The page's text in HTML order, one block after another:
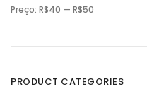
P
r
o
n
i
P
r
o
x
i
Preço: R$40 — R$50
PRODUCT CATEGORIES